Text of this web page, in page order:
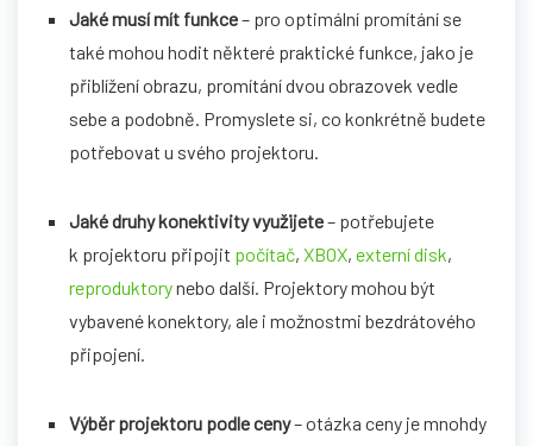
Jaké musí mít funkce– pro optimální promítání se
také mohou hodit některé praktické funkce, jako je
přiblížení obrazu, promítání dvou obrazovek vedle
sebe a podobně. Promyslete si, co konkrétně budete
potřebovat u svého projektoru.
Jaké druhy konektivity využijete– potřebujete
k projektoru připojit počítač,XBOX,externí disk,
reproduktorynebo další. Projektory mohou být
vybavené konektory, ale i možnostmi bezdrátového
připojení.
Výběr projektoru podle ceny– otázka ceny je mnohdy